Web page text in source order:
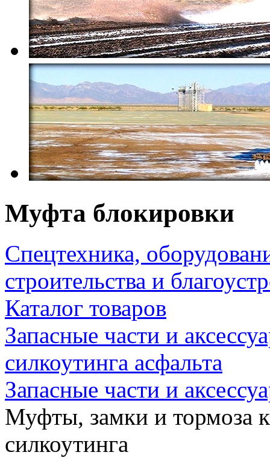
Муфта блокировки
Спецтехника,
строительства и
Каталог товаров
Запасные части и
силкоутинга асфальта
Запасные части и
Муфты, замки и тормоза
силкоутинга